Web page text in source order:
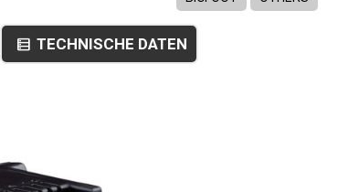
data_table TECHNISCHE DATEN